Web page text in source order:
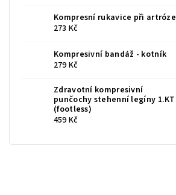
Kompresní rukavice při artróze
273 Kč
Kompresivní bandáž - kotník
279 Kč
Zdravotní kompresivní
punčochy stehenní legíny 1.KT
(footless)
459 Kč